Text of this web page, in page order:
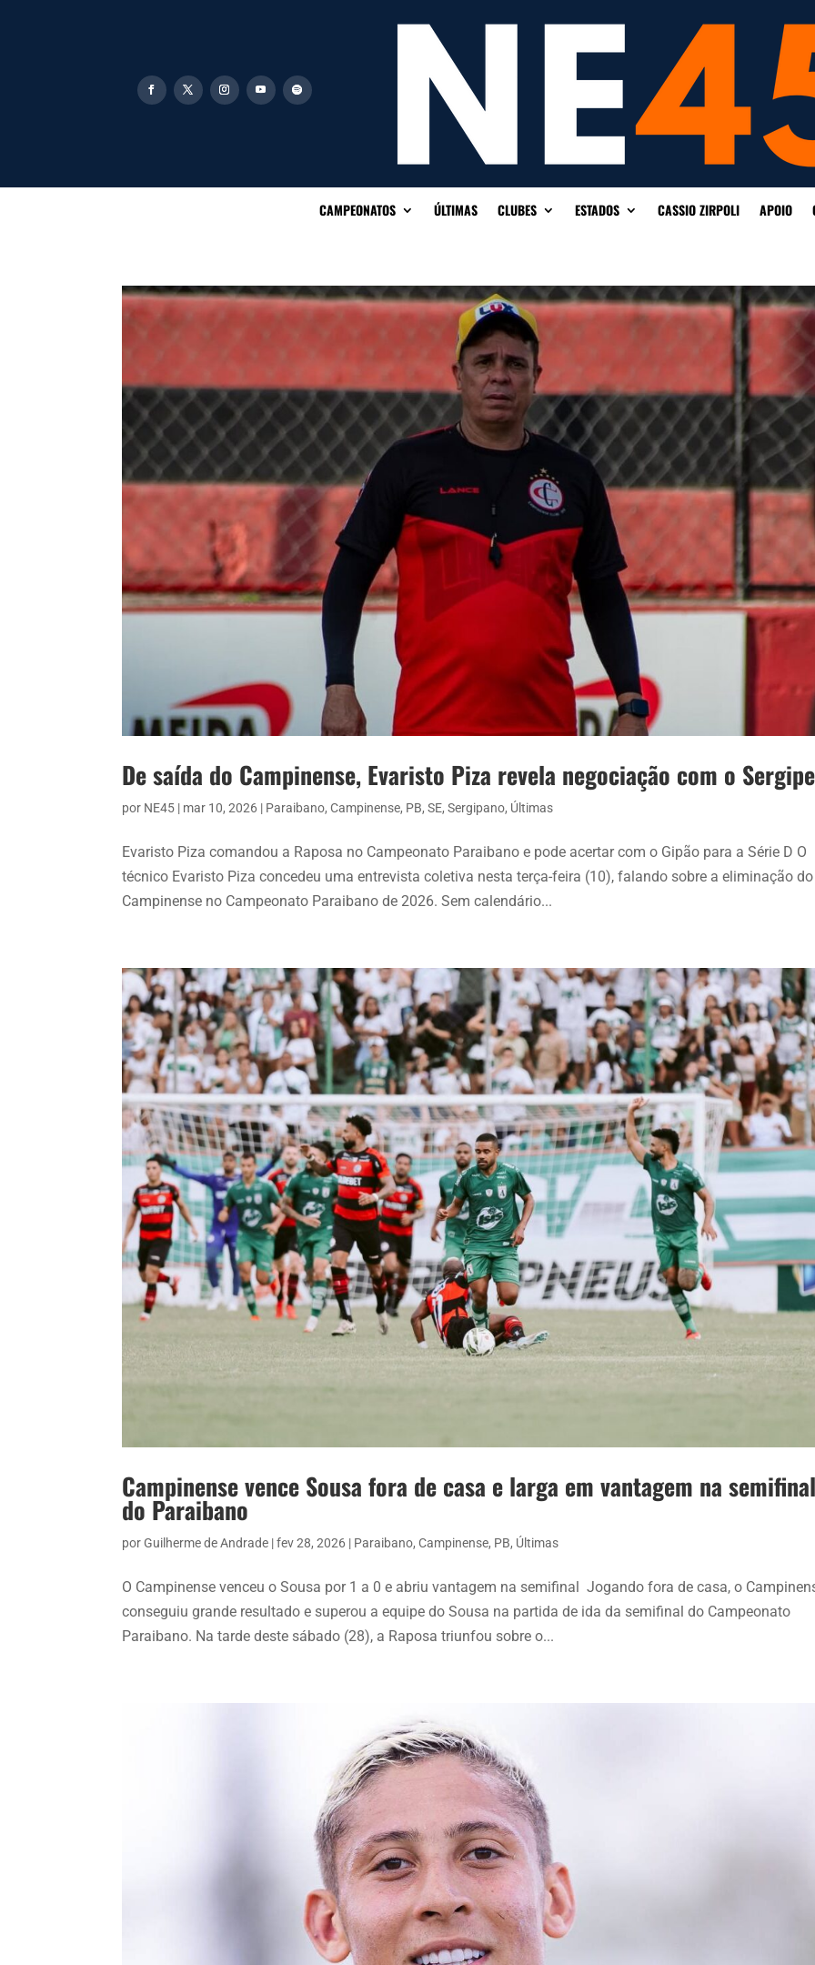
CAMPEONATOS ÚLTIMAS CLUBES ESTADOS CASSIO ZIRPOLI APOIO
De saída do Campinense, Evaristo Piza revela negociação com o Sergipe
por NE45 | mar 10, 2026 | Paraibano,Campinense, PB,SE,Sergipano, Últimas
Evaristo Piza comandou a Raposa no Campeonato Paraibano e pode acertar com o Gipão para a Série D O
técnico Evaristo Piza concedeu uma entrevista coletiva nesta terça-feira (10), falando sobre a eliminação do
Campinense no Campeonato Paraibano de 2026. Sem calendário...
Campinense vence Sousa fora de casa e larga em vantagem na
do Paraibano
porGuilherme de Andrade |fev 28, 2026 | Paraibano,Campinense, PB, Últimas
O Campinense venceu o Sousa por 1 a 0 e abriu vantagem na semifinal Jogando fora de casa, o
conseguiu grande resultado e superou a equipe do Sousa na partida de ida da semifinal do Campeonato
Paraibano. Na tarde deste sábado (28), a Raposa triunfou sobre o...